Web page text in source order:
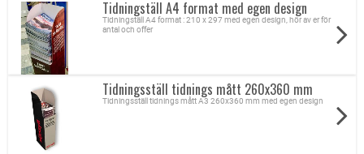
Tidningställ A4 format med egen design
Tidningställ A4 format : 210 x 297 med egen design, hör av er för
antal och offer
Tidningsställ tidnings mått 260x360 mm
Tidningsställ tidnings mått A3 260x360 mm med egen design